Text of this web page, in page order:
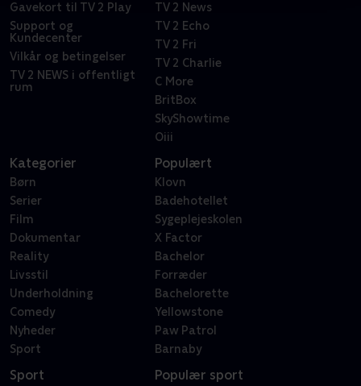
Gavekort til TV 2 Play
Support og
Kundecenter
Vilkår og betingelser
TV 2 NEWS i offentligt
rum
TV 2 News
TV 2 Echo
TV 2 Fri
TV 2 Charlie
C More
BritBox
SkyShowtime
Oiii
Kategorier
Børn
Serier
Film
Dokumentar
Reality
Livsstil
Underholdning
Comedy
Nyheder
Sport
Populært
Klovn
Badehotellet
Sygeplejeskolen
X Factor
Bachelor
Forræder
Bachelorette
Yellowstone
Paw Patrol
Barnaby
Sport Populær sport